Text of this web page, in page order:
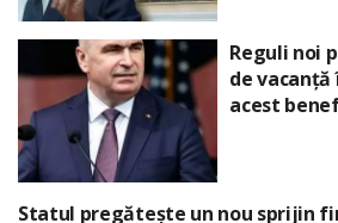
Reguli noi
de vacanță
acest
Statul pregătește un nou sprijin